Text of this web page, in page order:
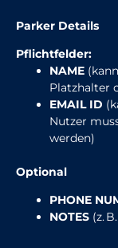
Parker Details
Pflichtfelder:
NAME
Platzhalter
EMAIL ID
Nutzer
werden)
Optional
PHONE
NOTES (z.